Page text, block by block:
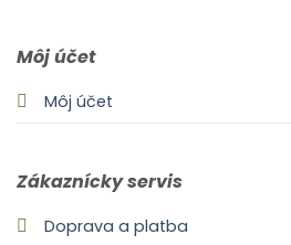
Môj účet
Môj účet
Zákaznícky servis
Doprava a platba